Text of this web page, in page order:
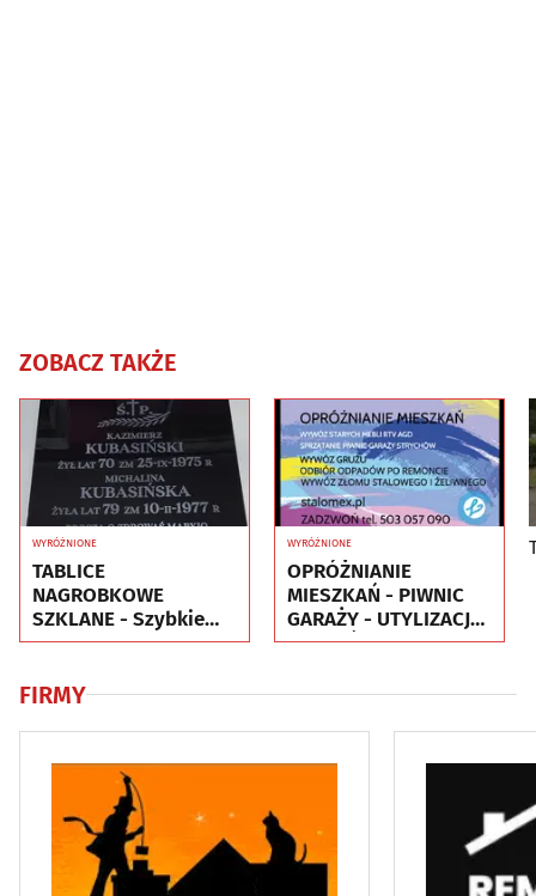
ZOBACZ TAKŻE
WYRÓŻNIONE
TABLICE
NAGROBKOWE
SZKLANE - Szybkie
realizacje
WYRÓŻNIONE
OPRÓŻNIANIE
MIESZKAŃ - PIWNIC
GARAŻY - UTYLIZACJA
- WYWÓZ MEBLI RTV
FIRMY